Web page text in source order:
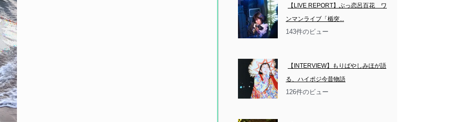
【LIVE REPORT】ぶっ恋呂百花　ワ
ンマンライブ「楯突...
143件のビュー
【INTERVIEW】もりばやしみほが語
る、ハイポジ今昔物語
126件のビュー